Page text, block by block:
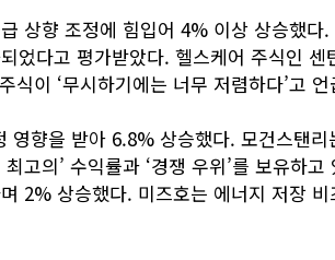
상향 조정에 힘입어 4% 이상 상승했다
었다고 평가받았다. 헬스케어 주식인
이 ‘무시하기에는 너무 저렴하다’고 언
영향을 받아 6.8% 상승했다. 모건스탠
고의’ 수익률과 ‘경쟁 우위’를 보유하
2% 상승했다. 미즈호는 에너지 저장